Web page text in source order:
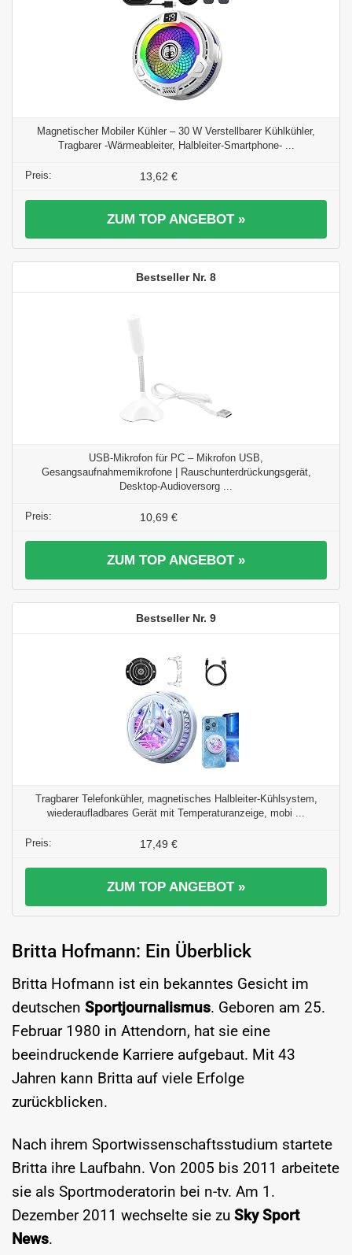
Magnetischer Mobiler Kühler – 30 W Verstellbarer Kühlkühler,
Tragbarer -Wärmeableiter, Halbleiter-Smartphone- ...
13,62 €
ZUM TOP ANGEBOT »
8
USB-Mikrofon für PC – Mikrofon USB,
Gesangsaufnahmemikrofone | Rauschunterdrückungsgerät,
Desktop-Audioversorg ...
10,69 €
ZUM TOP ANGEBOT »
9
Tragbarer Telefonkühler, magnetisches Halbleiter-Kühlsystem,
wiederaufladbares Gerät mit Temperaturanzeige, mobi ...
17,49 €
ZUM TOP ANGEBOT »
Britta Hofmann: Ein Überblick
Britta Hofmann ist ein bekanntes Gesicht im
deutschen Sportjournalismus. Geboren am 25.
Februar 1980 in Attendorn, hat sie eine
beeindruckende Karriere aufgebaut. Mit 43
Jahren kann Britta auf viele Erfolge
zurückblicken.
Nach ihrem Sportwissenschaftsstudium startete
Britta ihre Laufbahn. Von 2005 bis 2011 arbeitete
sie als Sportmoderatorin bei n-tv. Am 1.
Dezember 2011 wechselte sie zu Sky Sport
News.